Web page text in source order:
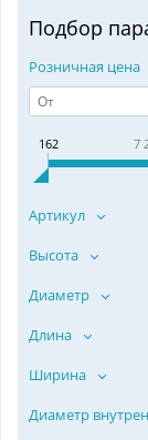
Подбор
Розничная цена
162 7
Артикул
Высота
Диаметр
Длина
Ширина
Диаметр